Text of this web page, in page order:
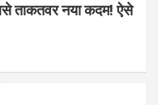
ताकतवर नया कदम! ऐसे